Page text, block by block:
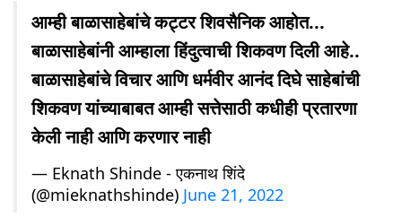
आम्ही बाळासाहेबांचे कट्टर शिवसैनिक आहोत...
बाळासाहेबांनी आम्हाला हिंदुत्वाची शिकवण दिली आहे..
बाळासाहेबांचे विचार आणि धर्मवीर आनंद दिघे साहेबांची
शिकवण यांच्याबाबत आम्ही सत्तेसाठी कधीही प्रतारणा
केली नाही आणि करणार नाही
— Eknath Shinde - एकनाथ शिंदे
(@mieknathshinde) June 21, 2022